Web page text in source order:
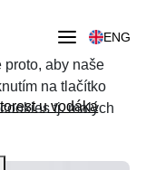
ENG
u vodáka
proto, aby naše
na tlačítko
tj. malých